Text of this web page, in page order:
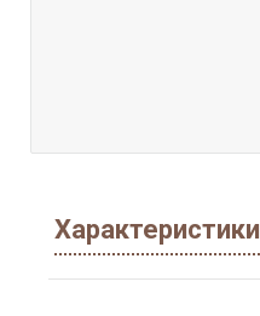
Характеристики